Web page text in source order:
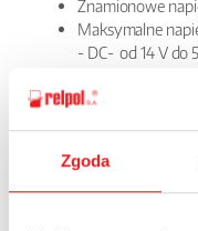
Zgoda
Znamionowe
Maksymalne
- DC- od 14 V do
prąd